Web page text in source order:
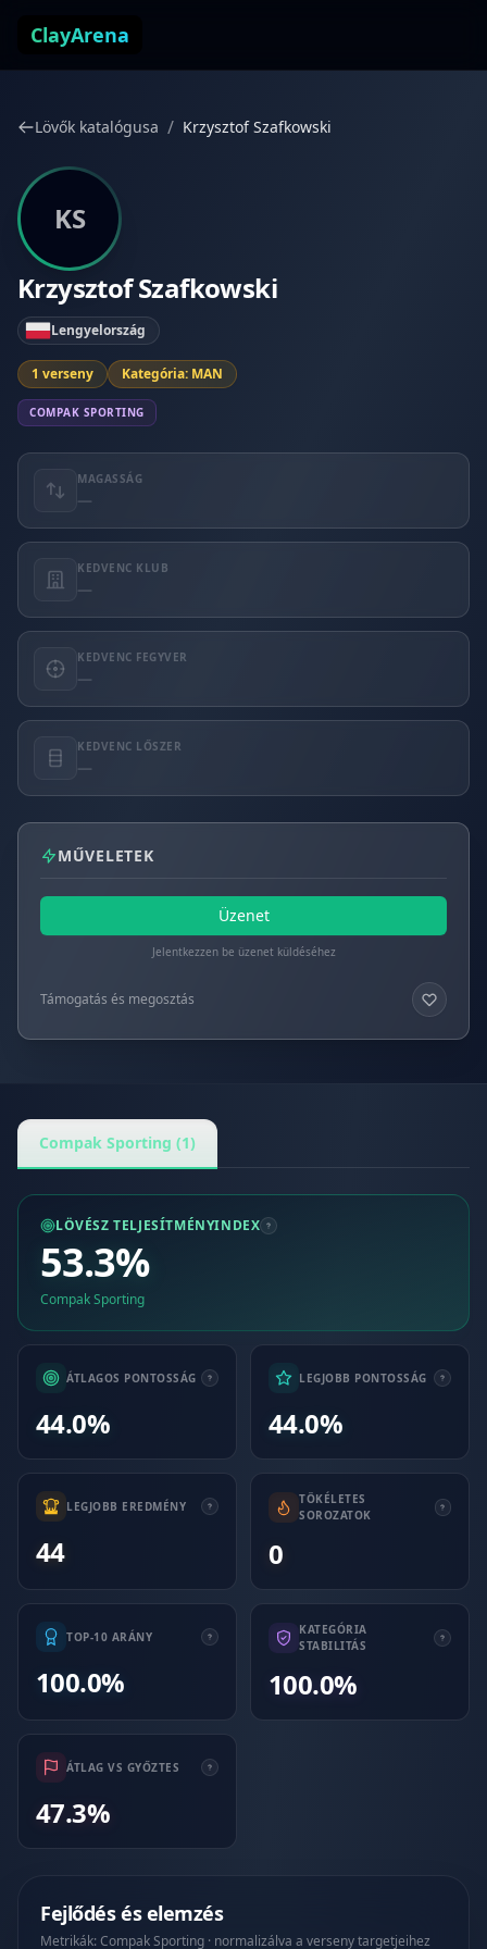
ClayArena
Lövők katalógusa / Krzysztof Szafkowski
KS
Krzysztof Szafkowski
Lengyelország
1 verseny Kategória: MAN
COMPAK SPORTING
MAGASSÁG
—
KEDVENC KLUB
—
KEDVENC FEGYVER
—
KEDVENC LŐSZER
—
MŰVELETEK
Üzenet
Jelentkezzen be üzenet küldéséhez
Támogatás és megosztás
Compak Sporting (1)
LÖVÉSZ TELJESÍTMÉNYINDEX
53.3%
Compak Sporting
ÁTLAGOS PONTOSSÁG
44.0%
LEGJOBB PONTOSSÁG
44.0%
LEGJOBB EREDMÉNY
44
TÖKÉLETES
SOROZATOK
0
TOP-10 ARÁNY
100.0%
KATEGÓRIA
STABILITÁS
100.0%
ÁTLAG VS GYŐZTES
47.3%
Fejlődés és elemzés
Metrikák: Compak Sporting · normalizálva a verseny targetjeihez